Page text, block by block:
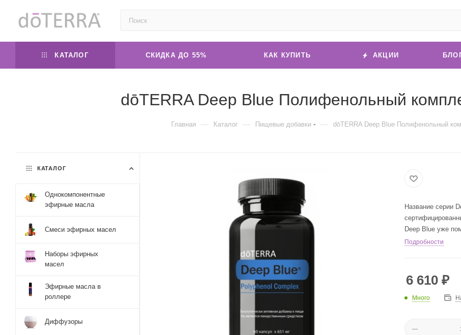
КАТАЛОГ СКИДКА ДО 55% КАК КУПИТЬ АКЦИИ
dōTERRA Deep Blue Полифенольный
Главная — Каталог — Пищевые добавки — dōTERRA Deep Blue Полифенольный
Название серии
Deep Blue уже
покупателей.
Подробности
6 610 ₽
Много
КАТАЛОГ
Однокомпонентные
эфирные масла
Смеси эфирных масел
Наборы эфирных
масел
Эфирные масла в
роллере
Диффузоры